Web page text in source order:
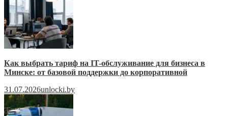
Как выбрать тариф на IT-обслуживание для бизнеса в
Минске: от базовой поддержки до корпоративной
31.07.2026unlocki.by